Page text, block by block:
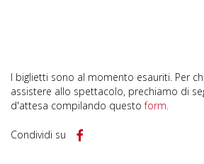
I biglietti sono al momento esauriti. Per
assistere allo spettacolo, prechiamo di
d'attesa compilando questoform.
Condividi su